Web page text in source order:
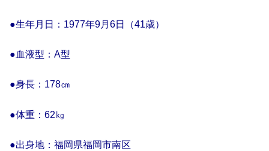
●生年月日：1977年9月6日（41歳）
●血液型：A型
●身長：178㎝
●体重：62㎏
●出身地：福岡県福岡市南区